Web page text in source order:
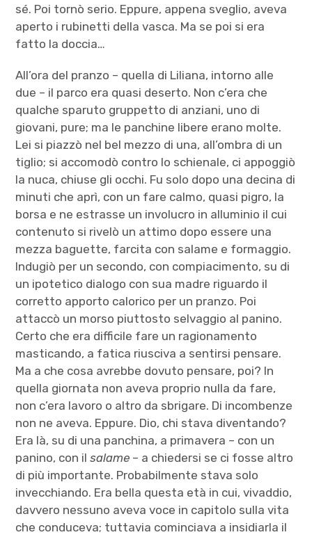
sé. Poi tornò serio. Eppure, appena sveglio, aveva
aperto i rubinetti della vasca. Ma se poi si era
fatto la doccia…
All’ora del pranzo – quella di Liliana, intorno alle
due – il parco era quasi deserto. Non c’era che
qualche sparuto gruppetto di anziani, uno di
giovani, pure; ma le panchine libere erano molte.
Lei si piazzò nel bel mezzo di una, all’ombra di un
tiglio; si accomodò contro lo schienale, ci appoggiò
la nuca, chiuse gli occhi. Fu solo dopo una decina di
minuti che aprì, con un fare calmo, quasi pigro, la
borsa e ne estrasse un involucro in alluminio il cui
contenuto si rivelò un attimo dopo essere una
mezza baguette, farcita con salame e formaggio.
Indugiò per un secondo, con compiacimento, su di
un ipotetico dialogo con sua madre riguardo il
corretto apporto calorico per un pranzo. Poi
attaccò un morso piuttosto selvaggio al panino.
Certo che era difficile fare un ragionamento
masticando, a fatica riusciva a sentirsi pensare.
Ma a che cosa avrebbe dovuto pensare, poi? In
quella giornata non aveva proprio nulla da fare,
non c’era lavoro o altro da sbrigare. Di incombenze
non ne aveva. Eppure. Dio, chi stava diventando?
Era là, su di una panchina, a primavera – con un
panino, con ilsalame – a chiedersi se ci fosse altro
di più importante. Probabilmente stava solo
invecchiando. Era bella questa età in cui, vivaddio,
davvero nessuno aveva voce in capitolo sulla vita
che conduceva; tuttavia cominciava a insidiarla il